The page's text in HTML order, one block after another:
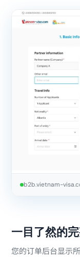
b2b.vietnam-
一目了然的
您的订单后台显示